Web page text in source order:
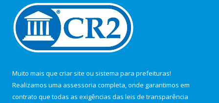
Muito mais que criar site ou sistema para prefeituras!
Realizamos uma assessoria completa, onde garantimos em
contrato que todas as exigências das leis de transparência